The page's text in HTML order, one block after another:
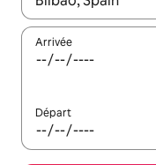
Arrivée
Départ